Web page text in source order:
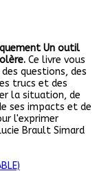
Un outil
Ce livre vous
questions, des
trucs et des
la situation, de
ses impacts et de
l'exprimer
Brault Simard